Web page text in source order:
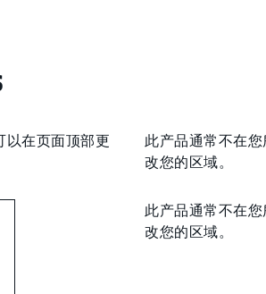
以在页面顶部更
此产品通常不在
改您的区域。
此产品通常不在
改您的区域。